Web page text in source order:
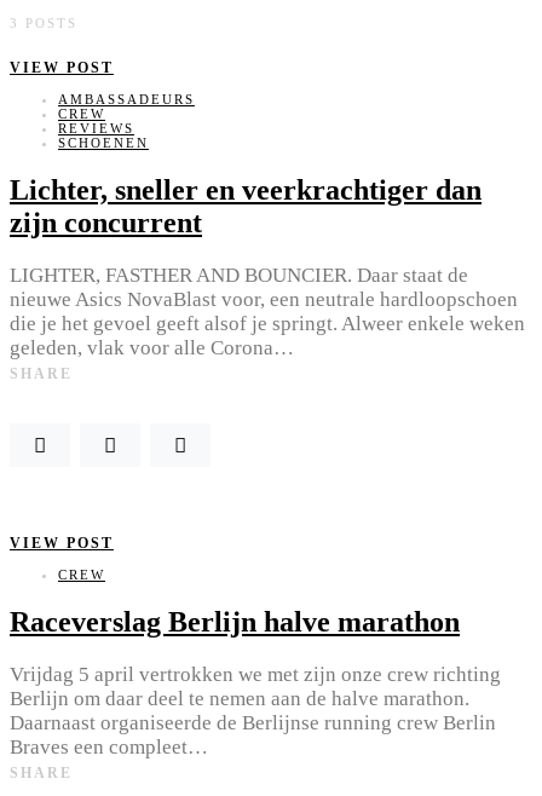
3 POSTS
VIEW POST
AMBASSADEURS
CREW
REVIEWS
SCHOENEN
Lichter, sneller en veerkrachtiger dan
zijn concurrent
LIGHTER, FASTHER AND BOUNCIER. Daar staat de
nieuwe Asics NovaBlast voor, een neutrale hardloopschoen
die je het gevoel geeft alsof je springt. Alweer enkele weken
geleden, vlak voor alle Corona…
SHARE
VIEW POST
CREW
Raceverslag Berlijn halve marathon
Vrijdag 5 april vertrokken we met zijn onze crew richting
Berlijn om daar deel te nemen aan de halve marathon.
Daarnaast organiseerde de Berlijnse running crew Berlin
Braves een compleet…
SHARE